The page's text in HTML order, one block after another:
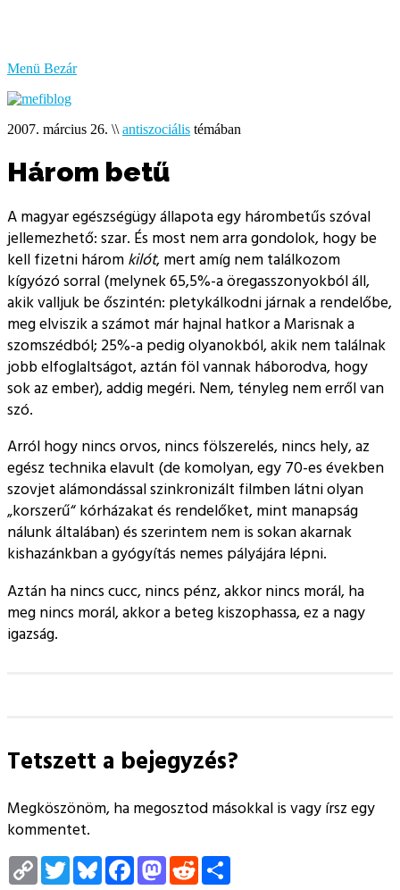
Menü Bezár
2007. március 26. \\ antiszociális témában
Három betű
A magyar egészségügy állapota egy hárombetűs szóval
jellemezhető: szar. És most nem arra gondolok, hogy be
kell fizetni három kilót, mert amíg nem találkozom
kígyózó sorral (melynek 65,5%-a öregasszonyokból áll,
akik valljuk be őszintén: pletykálkodni járnak a rendelőbe,
meg elviszik a számot már hajnal hatkor a Marisnak a
szomszédból; 25%-a pedig olyanokból, akik nem találnak
jobb elfoglaltságot, aztán föl vannak háborodva, hogy
sok az ember), addig megéri. Nem, tényleg nem erről van
szó.
Arról hogy nincs orvos, nincs fölszerelés, nincs hely, az
egész technika elavult (de komolyan, egy 70-es években
szovjet alámondással szinkronizált filmben látni olyan
korszerű kórházakat és rendelőket, mint manapság
nálunk általában) és szerintem nem is sokan akarnak
kishazánkban a gyógyítás nemes pályájára lépni.
Aztán ha nincs cucc, nincs pénz, akkor nincs morál, ha
meg nincs morál, akkor a beteg kiszophassa, ez a nagy
igazság.
Tetszett a bejegyzés?
Megköszönöm, ha megosztod másokkal is vagy írsz egy
kommentet.
Copy
Link
TwitterBlueskyFacebookMastodon
Reddit